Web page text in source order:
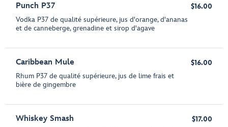
Punch P37
Vodka P37 de qualité supérieure, jus d'orange, d'ananas
et de canneberge, grenadine et sirop d'agave
$16.00
Caribbean Mule
Rhum P37 de qualité supérieure, jus de lime frais et
bière de gingembre
$16.00
Whiskey Smash $17.00